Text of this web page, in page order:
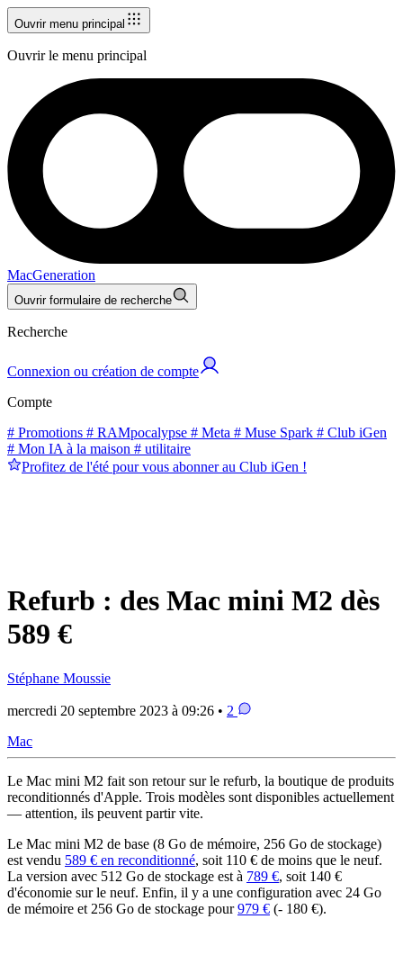
Ouvrir menu principal
Ouvrir le menu principal
MacGeneration
Ouvrir formulaire de recherche
Recherche
Connexion ou création de compte
Compte
# Promotions # RAMpocalypse # Meta # Muse Spark # Club iGen
# Mon IA à la maison # utilitaire
Profitez de l'été pour vous abonner au Club iGen !
Refurb : des Mac mini M2 dès
589 €
Stéphane Moussie
mercredi 20 septembre 2023 à 09:26 • 2
Mac
Le Mac mini M2 fait son retour sur le refurb, la boutique de produits
reconditionnés d'Apple. Trois modèles sont disponibles actuellement
— attention, ils peuvent partir vite.
Le Mac mini M2 de base (8 Go de mémoire, 256 Go de stockage)
est vendu 589 € en reconditionné, soit 110 € de moins que le neuf.
La version avec 512 Go de stockage est à 789 €, soit 140 €
d'économie sur le neuf. Enfin, il y a une configuration avec 24 Go
de mémoire et 256 Go de stockage pour979 € (- 180 €).